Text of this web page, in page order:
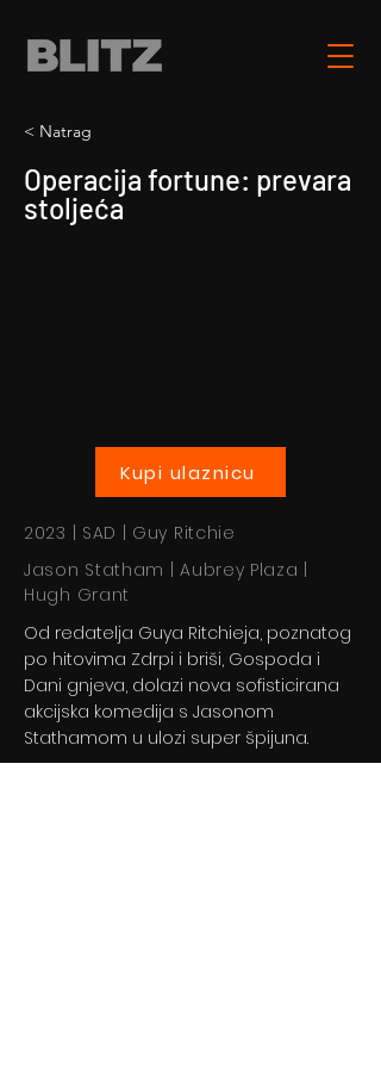
< Natrag
Operacija fortune: prevara
stoljeća
Kupi ulaznicu
2023 | SAD | Guy Ritchie
Jason Statham | Aubrey Plaza |
Hugh Grant
Od redatelja Guya Ritchieja, poznatog
po hitovima Zdrpi i briši, Gospoda i
Dani gnjeva, dolazi nova sofisticirana
akcijska komedija s Jasonom
Stathamom u ulozi super špijuna.